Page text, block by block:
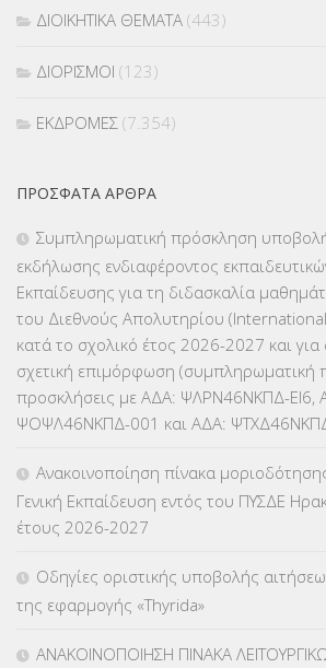
ΔΙΟΙΚΗΤΙΚΑ ΘΕΜΑΤΑ (443)
ΔΙΟΡΙΣΜΟΙ (123)
ΕΚΔΡΟΜΕΣ (7.354)
ΕΠΙΜΟΡΦΩΣΗ Τ.Π.Ε.(10)
ΕΥΡΩΠΑΪΚΑ ΠΡΟΓΡΑΜΜΑΤΑ(230)
ΚΕΣΥ (60)
ΚΕΣΥΠ(109)
ΚΠγ – ΚΡΑΤΙΚΟ ΠΙΣΤΟΠΟΙΗΤΙΚΟ
ΚΠπ- ΚΡΑΤΙΚΟ ΠΙΣΤΟΠΟΙΗΤΙΚΟ
ΛΟΙΠΑ(309)
ΠΡΌΣΦΑΤΑ ΆΡΘΡΑ
Συμπληρωματική πρόσκληση
εκδήλωσης ενδιαφέροντος
Εκπαίδευσης για τη διδασκαλία
του Διεθνούς Απολυτηρίου
κατά το σχολικό έτος 2026-2027 και
σχετική επιμόρφωση (συμπληρωματική
προσκλήσεις με ΑΔΑ: ΨΛΡΝ46ΝΚΠΔ-ΕΙ6,
ΨΟΨΛ46ΝΚΠΔ-001 και ΑΔΑ:
Ανακοινοποίηση πίνακα
Γενική Εκπαίδευση εντός του ΠΥΣΔΕ
έτους 2026-2027
Οδηγίες οριστικής υποβολής
της εφαρμογής «Thyrida»
ΑΝΑΚΟΙΝΟΠΟΙΗΣΗ ΠΙΝΑΚΑ